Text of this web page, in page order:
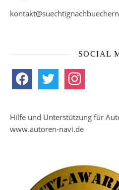
SOCIAL
facebook twitter instagram
Hilfe und Unterstützung für
www.autoren-navi.de